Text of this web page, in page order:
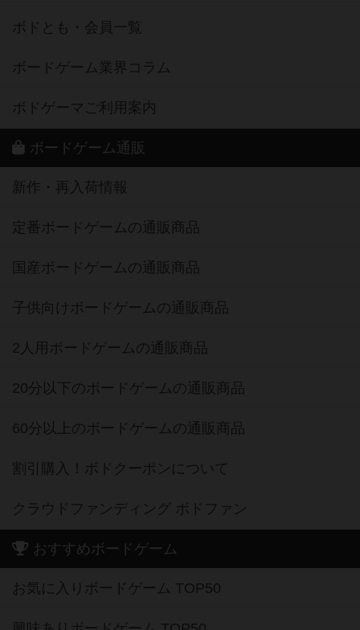
ボドとも・会員一覧
ボードゲーム業界コラム
ボドゲーマご利用案内
ボードゲーム通販
新作・再入荷情報
定番ボードゲームの通販商品
国産ボードゲームの通販商品
子供向けボードゲームの通販商品
2人用ボードゲームの通販商品
20分以下のボードゲームの通販商品
60分以上のボードゲームの通販商品
割引購入！ボドクーポンについて
クラウドファンディング ボドファン
おすすめボードゲーム
お気に入りボードゲーム TOP50